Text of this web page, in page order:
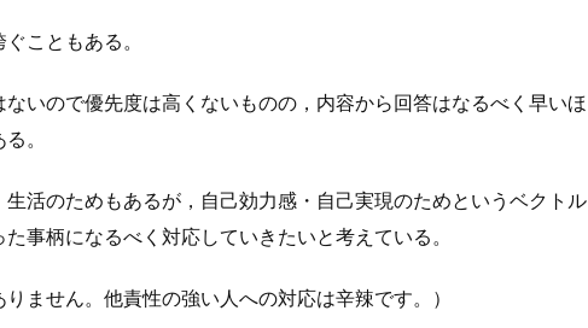
こともある。
いので優先度は高くないものの，内容から回答はなるべく早いほ
。
活のためもあるが，自己効力感・自己実現のためというベクトル
事柄になるべく対応していきたいと考えている。
りません。他責性の強い人への対応は辛辣です。）